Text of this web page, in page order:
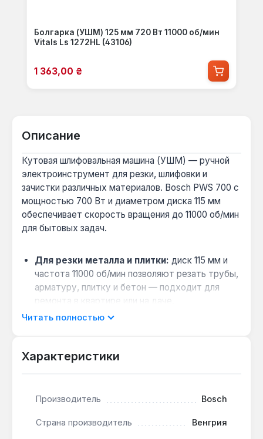
Болгарка (УШМ) 125 мм 720 Вт 11000 об/мин
Vitals Ls 1272HL (43106)
Цена продажи:
1 363,00 ₴
Описание
Кутовая шлифовальная машина (УШМ) — ручной
электроинструмент для резки, шлифовки и
зачистки различных материалов. Bosch PWS 700 с
мощностью 700 Вт и диаметром диска 115 мм
обеспечивает скорость вращения до 11000 об/мин
для бытовых задач.
Для резки металла и плитки: диск 115 мм и
частота 11000 об/мин позволяют резать трубы,
арматуру, плитку и бетон — подходит для
ремонта в квартире или на даче.
Защита от пыли:система Bosch Dust
инструмента при работе с бетоном или
рукоятка устанавливается с обеих сторон
инструмента — это упрощает смену
Читать полностью
Характеристики
Производитель Bosch
Страна производитель Венгрия